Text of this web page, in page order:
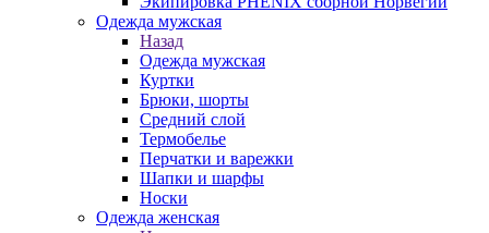
Одежда мужская
Назад
Одежда мужская
Куртки
Брюки, шорты
Средний слой
Термобелье
Перчатки и варежки
Шапки и шарфы
Носки
Одежда женская